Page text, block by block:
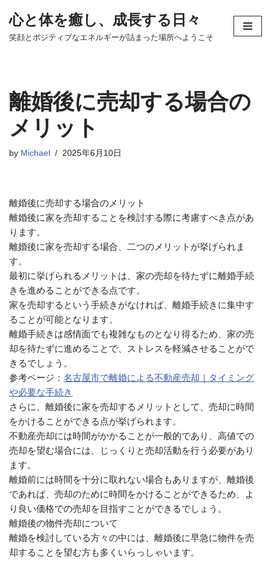
コ
ツ
へ
キ
ッ
心と体を癒し、成長する日々
笑顔とポジティブなエネルギーが詰まった場所へようこそ
離婚後に売却する場合の
メリット
by Michael 2025年6月10日
離婚後に売却する場合のメリット
離婚後に家を売却することを検討する際に考慮すべき点があ
ります。
離婚後に家を売却する場合、二つのメリットが挙げられま
す。
最初に挙げられるメリットは、家の売却を待たずに離婚手続
きを進めることができる点です。
家を売却するという手続きがなければ、離婚手続きに集中す
ることが可能となります。
離婚手続きは感情面でも複雑なものとなり得るため、家の売
却を待たずに進めることで、ストレスを軽減させることがで
きるでしょう。
参考ページ： 名古屋市で離婚による不動産売却｜タイミング
や必要な手続き
さらに、離婚後に家を売却するメリットとして、売却に時間
をかけることができる点が挙げられます。
不動産売却には時間がかかることが一般的であり、高値での
売却を望む場合には、じっくりと売却活動を行う必要があり
ます。
離婚前には時間を十分に取れない場合もありますが、離婚後
であれば、売却のために時間をかけることができるため、よ
り良い価格での売却を目指すことができるでしょう。
離婚後の物件売却について
離婚を検討している方々の中には、離婚後に早急に物件を売
却することを望む方も多くいらっしゃいます。